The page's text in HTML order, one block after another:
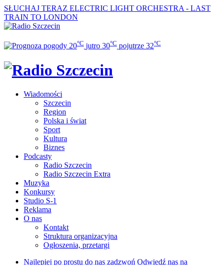
SŁUCHAJ TERAZ ELECTRIC LIGHT ORCHESTRA - LAST
TRAIN TO LONDON
20°C jutro 30°C pojutrze 32°C
Wiadomości
Szczecin
Region
Polska i świat
Sport
Kultura
Biznes
Podcasty
Radio Szczecin
Radio Szczecin Extra
Muzyka
Konkursy
Studio S-1
Reklama
O nas
Kontakt
Struktura organizacyjna
Ogłoszenia, przetargi
Najlepiej po prostu do nas zadzwoń Odwiedź nas na